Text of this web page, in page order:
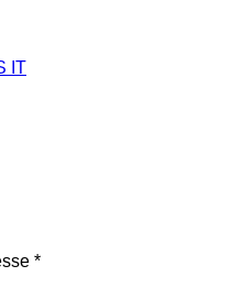
IT
*Erforderlich